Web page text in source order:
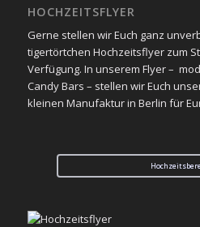
HOCHZEITSFLYER
Gerne stellen wir Euch ganz
tigertörtchen Hochzeitsflyer zum
Verfügung. In unserem Flyer –
Candy Bars – stellen wir Euch
kleinen Manufaktur in Berlin für